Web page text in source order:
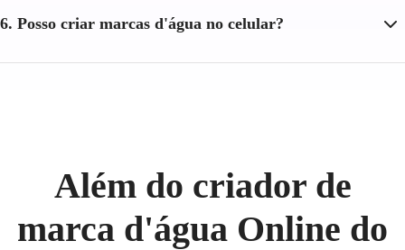
6. Posso criar marcas d'água no celular?
Além do criador de
marca d'água Online do